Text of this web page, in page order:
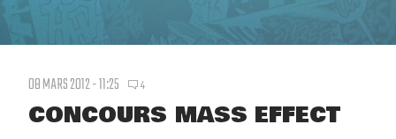
08 MARS 2012 - 11:25 4
CONCOURS MASS EFFECT